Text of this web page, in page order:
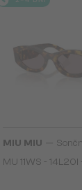
MIU MIU
MU 11WS - 14L20I